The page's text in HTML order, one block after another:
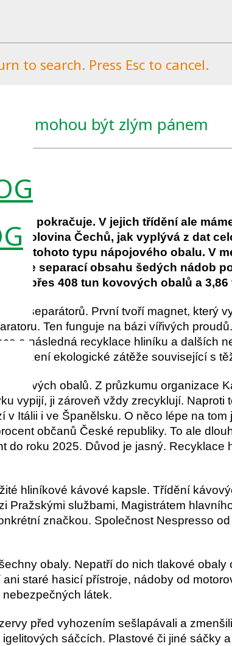
to search. Press Esc to cancel.
ale mohou být zlým pánem
0
pokračuje. V jejich třídění ale
polovina Čechů, jak vyplývá z dat
tohoto typu nápojového obalu. V
se separací obsahu šedých nádob
přes 408 tun kovových obalů a
separátorů. První tvoří magnet, který
Ten funguje na bázi vířivých
a následná recyklace hliníku a dalších
snížení ekologické zátěže související s
obalů. Z průzkumu organizace
vypijí, ji zároveň vždy zrecyklují. Naproti
Itálii i ve Španělsku. O něco lépe na
občanů České republiky. To ale
do roku 2025. Důvod je jasný.
hliníkové kávové kapsle. Třídění
Pražskými službami, Magistrátem
značkou. Společnost Nespresso
obaly. Nepatří do nich tlakové
staré hasicí přístroje, nádoby od
látek.
před vyhozením sešlapávali a
sáčcích. Plastové či jiné sáčky